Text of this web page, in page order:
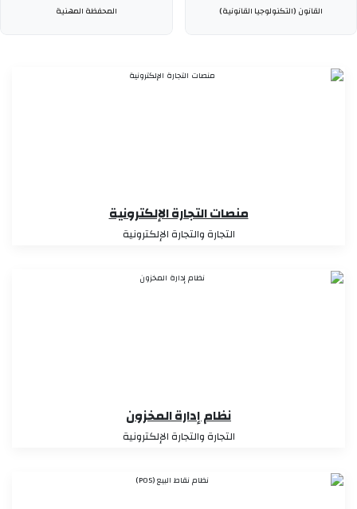
القانون (التكنولوجيا القانونية) المحفظة المهنية
منصات التجارة الإلكترونية
التجارة والتجارة الإلكترونية
نظام إدارة المخزون
التجارة والتجارة الإلكترونية